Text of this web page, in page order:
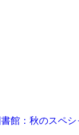
館：秋のスペ